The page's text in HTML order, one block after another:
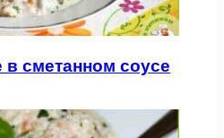
сметанном соусе